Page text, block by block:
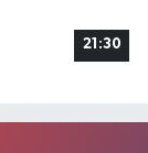
21:30